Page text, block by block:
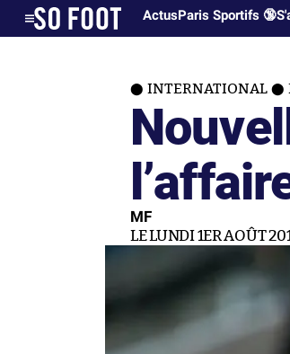
ActusParis Sportifs 🔞
INTERNATIONAL
MF
LE LUNDI 1ER AOÛT